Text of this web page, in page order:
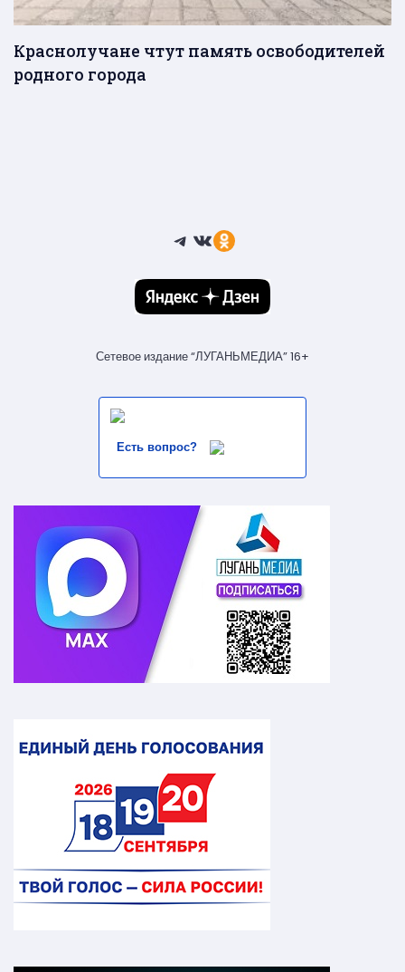
Краснолучане чтут память освободителей
родного города
Telegram
ВКонтакте
Ссылка
Сетевое издание “ЛУГАНЬМЕДИА” 16+
Есть вопрос?